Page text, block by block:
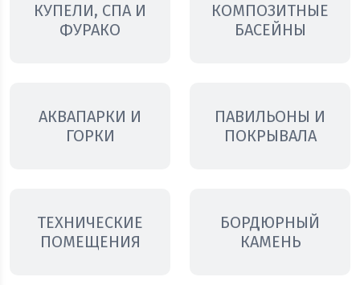
КУПЕЛИ, СПА И
ФУРАКО
КОМПОЗИТНЫЕ
БАСЕЙНЫ
АКВАПАРКИ И
ГОРКИ
ПАВИЛЬОНЫ И
ПОКРЫВАЛА
ТЕХНИЧЕСКИЕ
ПОМЕЩЕНИЯ
БОРДЮРНЫЙ
КАМЕНЬ